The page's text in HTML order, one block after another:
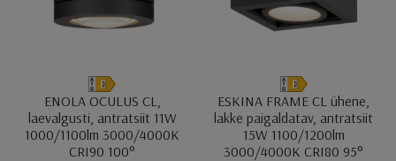
ENOLA OCULUS CL,
laevalgusti, antratsiit 11W
1000/1100lm 3000/4000K
CRI90 100°
ESKINA FRAME CL ühene,
lakke paigaldatav, antratsiit
15W 1100/1200lm
3000/4000K CRI80 95°